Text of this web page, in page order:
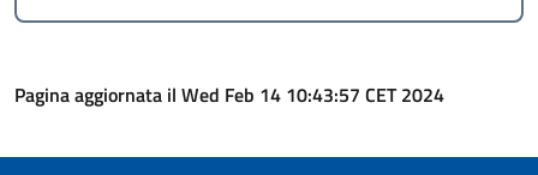
Pagina aggiornata il Wed Feb 14 10:43:57 CET 2024